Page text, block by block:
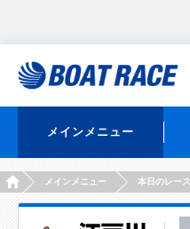
メインメニュー
HOMEメインメニュー 本日のレース